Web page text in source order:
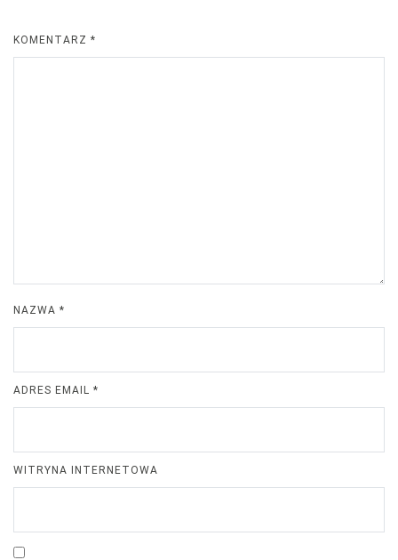
KOMENTARZ *
NAZWA *
ADRES EMAIL *
WITRYNA INTERNETOWA